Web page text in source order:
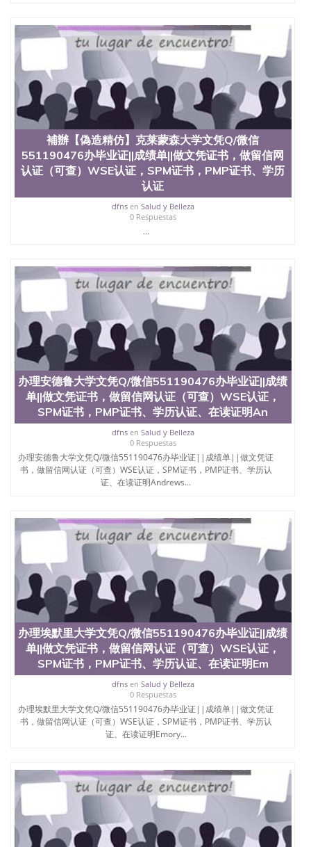
補辦【偽造精仿】克莱蒙森大学文凭Q/微信
551190476办毕业证||成绩单||做文凭证书，做留信网
认证（可查）WSE认证，SPM证书，PMP证书、学历
认证
dfnsen Salud y Belleza
0 Respuestas
...
办理安德鲁大学文凭Q/微信551190476办毕业证||成绩
单||做文凭证书，做留信网认证（可查）WSE认证，
SPM证书，PMP证书、学历认证、在读证明An
dfnsen Salud y Belleza
0 Respuestas
办理安德鲁大学文凭Q/微信551190476办毕业证||成绩单||做文凭证
书，做留信网认证（可查）WSE认证，SPM证书，PMP证书、学历认
证、在读证明Andrews...
办理埃默里大学文凭Q/微信551190476办毕业证||成绩
单||做文凭证书，做留信网认证（可查）WSE认证，
SPM证书，PMP证书、学历认证、在读证明Em
dfnsen Salud y Belleza
0 Respuestas
办理埃默里大学文凭Q/微信551190476办毕业证||成绩单||做文凭证
书，做留信网认证（可查）WSE认证，SPM证书，PMP证书、学历认
证、在读证明Emory...